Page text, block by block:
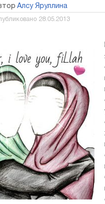
Алсу Яруллина
28.05.2013